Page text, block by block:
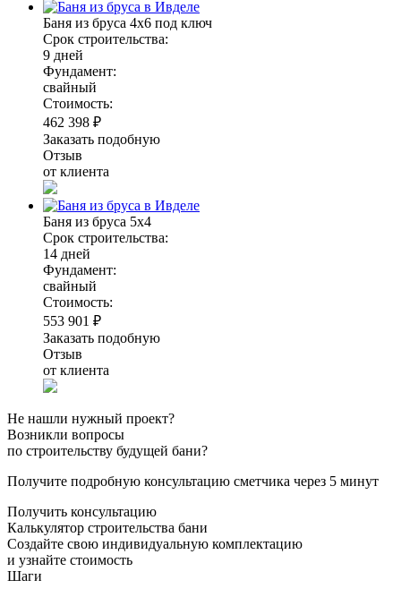
Баня из бруса 4х6 под ключ
Срок строительства:
9 дней
Фундамент:
свайный
Стоимость:
462 398 ₽
Заказать подобную
Отзыв
от клиента
Баня из бруса 5х4
Срок строительства:
14 дней
Фундамент:
свайный
Стоимость:
553 901 ₽
Заказать подобную
Отзыв
от клиента
Не нашли нужный проект?
Возникли вопросы
по строительству будущей бани?
Получите подробную консультацию сметчика через 5 минут
Получить консультацию
Калькулятор строительства бани
Создайте свою индивидуальную комплектацию
и узнайте стоимость
Шаги